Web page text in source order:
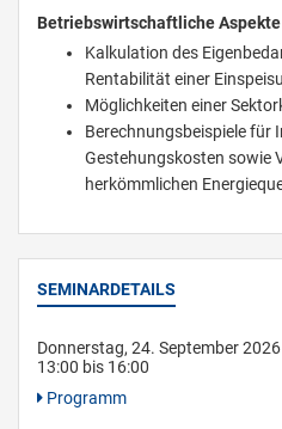
Betriebswirtschaftliche Aspekte
Kalkulation des
Rentabilität einer
Möglichkeiten einer
Berechnungsbeispiele für
Gestehungskosten sowie
herkömmlichen
SEMINARDETAILS
Donnerstag, 24. September 2026
13:00 bis 16:00
Programm